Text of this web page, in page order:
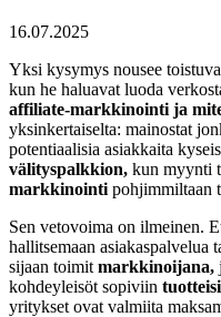
16.07.2025
Yksi kysymys nousee
kun he haluavat luoda
affiliate-markkinointi ja
yksinkertaiselta: mainostat
potentiaalisia asiakkaita
välityspalkkion, kun myynti
markkinointi pohjimmiltaan
Sen vetovoima on ilmeinen.
hallitsemaan asiakaspalvelua
sijaan toimit markkinoijana,
kohdeyleisöt sopiviin
yritykset ovat valmiita